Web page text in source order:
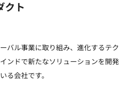
クト
バル事業に取り組み、進化するテク
ンドで新たなソリューションを開発
る会社です。